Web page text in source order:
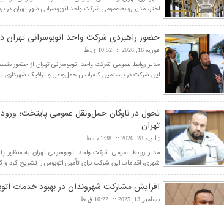
اختر، مدیر روابط‌عمومی شرکت واحد اتوبوسرانی شهر تهران در
حضور راهبردی شرکت واحد اتوبوسرانی
فوریه 16, 2026 10:52 ق.ظ
مدیر روابط عمومی شرکت واحد اتوبوسرانی تهران از حضور
این شرکت در بیستمین کنفرانس حمل‌ونقل و ترافیک شهرداری
تحول در ناوگان حمل‌ونقل عمومی پایتخت؛
تهران
ژانویه 28, 2026 1:38 ب.ظ
مدیر روابط عمومی شرکت واحد اتوبوسرانی تهران به
شهری، اقدامات این شرکت برای تأمین اتوبوس را تشریح کرد و
افزایش مشارکت شهروندان در بهبود خدمات
دسامبر 13, 2025 10:22 ق.ظ